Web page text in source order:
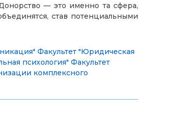
— это именно та сфера,
став потенциальными
Факультет "Юридическая
психология" Факультет
комплексного